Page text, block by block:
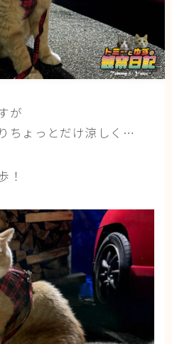
題
り
、しつけ、食事）
院情報）
が
ちょっとだけ涼しく…
！